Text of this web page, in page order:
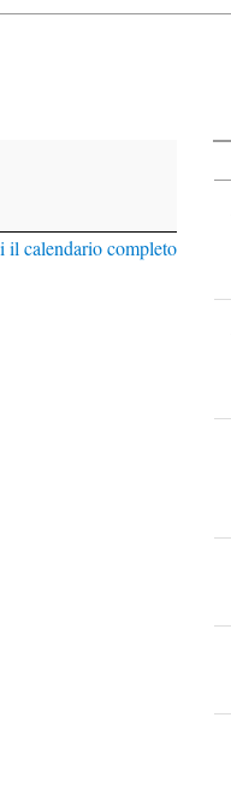
il calendario completo